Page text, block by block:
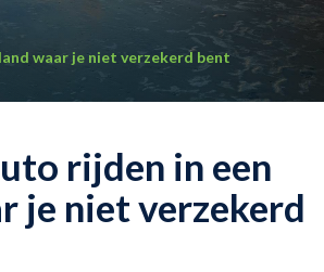
waar je niet verzekerd bent
rijden in een
je niet verzekerd